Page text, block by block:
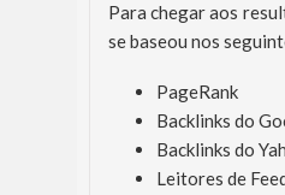
Para chegar aos
se baseou nos
PageRank
Backlinks do
Backlinks do
Leitores de